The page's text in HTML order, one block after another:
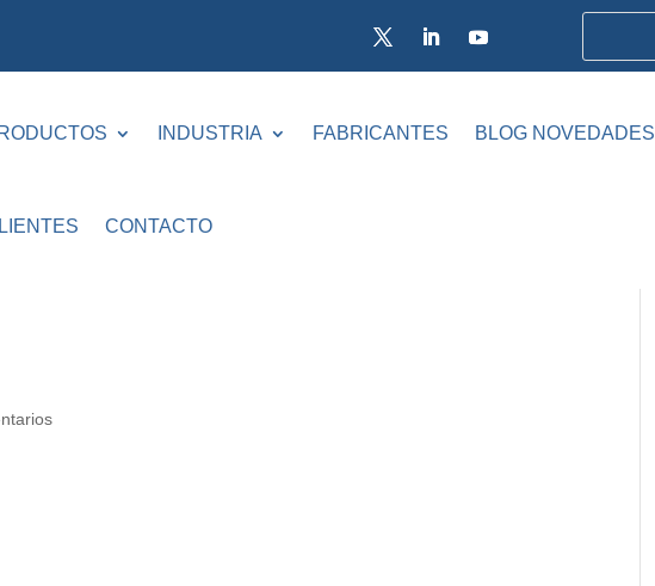
INDUSTRIA FABRICANTES BLOG NOVEDADES
CONTACTO